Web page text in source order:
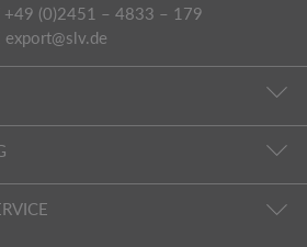
+49 (0)2451 – 4833 – 179
export@slv.de